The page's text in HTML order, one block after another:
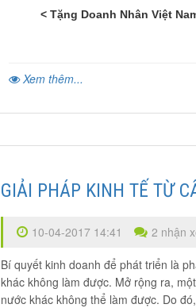
< Tặng Doanh Nhân Việt
Xem thêm...
GIẢI PHÁP KINH TẾ TỪ
10-04-2017 14:41 2 nhận
Bí quyết kinh doanh để phát triển là
khác không làm được. Mở rộng ra,
nước khác không thể làm được. Do